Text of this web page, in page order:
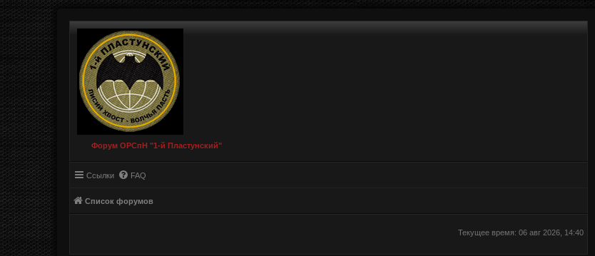
Форум ОРСпН "1-й Пластунский"
Ссылки FAQ
Список форумов
Текущее время: 06 авг 2026, 14:40